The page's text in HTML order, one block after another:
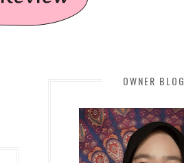
OWNER BLOG